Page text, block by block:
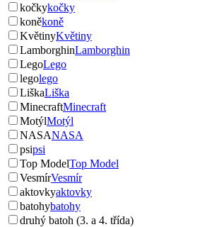
kočkykočky
koněkoně
KvětinyKvětiny
LamborghinLamborghin
LegoLego
legolego
LiškaLiška
MinecraftMinecraft
MotýlMotýl
NASANASA
psipsi
Top ModelTop Model
VesmírVesmír
aktovkyaktovky
batohybatohy
druhý batoh (3. a 4. třída)